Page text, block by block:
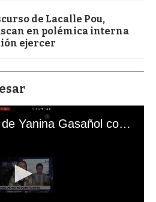
de Lacalle Pou,
en polémica interna
ejercer
El mal momento de Yanina Gasañol con un hincha argentino en "Subrayado"